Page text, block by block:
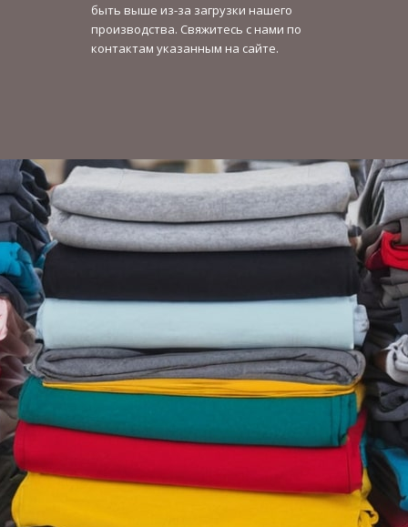
быть выше из-за загрузки нашего
производства. Свяжитесь с нами по
контактам указанным на сайте.